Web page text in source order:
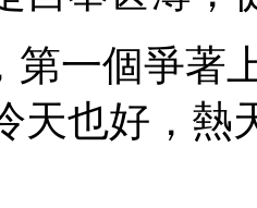
第一個爭著
天也好，熱